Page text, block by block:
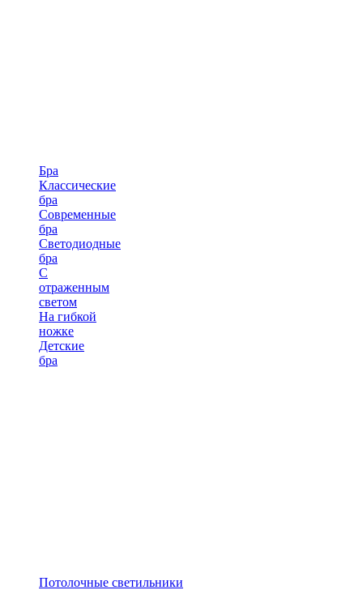
Бра
Классические
бра
Современные
бра
Светодиодные
бра
С
отраженным
светом
На гибкой
ножке
Детские
бра
Потолочные светильники